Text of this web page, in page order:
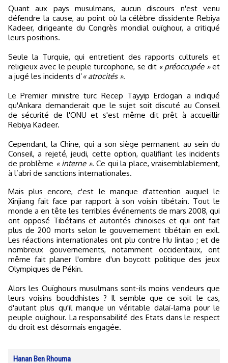
Quant aux pays musulmans, aucun discours n'est venu
défendre la cause, au point où la célèbre dissidente Rebiya
Kadeer, dirigeante du Congrès mondial ouïghour, a critiqué
leurs positions.
Seule la Turquie, qui entretient des rapports culturels et
religieux avec le peuple turcophone, se dit « préoccupée »et
a jugé les incidents d’« atrocités ».
Le Premier ministre turc Recep Tayyip Erdogan a indiqué
qu'Ankara demanderait que le sujet soit discuté au Conseil
de sécurité de l'ONU et s'est même dit prêt à accueillir
Rebiya Kadeer.
Cependant, la Chine, qui a son siège permanent au sein du
Conseil, a rejeté, jeudi, cette option, qualifiant les incidents
de problème « interne ». Ce qui la place, vraisemblablement,
à l’abri de sanctions internationales.
Mais plus encore, c'est le manque d'attention auquel le
Xinjiang fait face par rapport à son voisin tibétain. Tout le
monde a en tête les terribles événements de mars 2008, qui
ont opposé Tibétains et autorités chinoises et qui ont fait
plus de 200 morts selon le gouvernement tibétain en exil.
Les réactions internationales ont plu contre Hu Jintao ; et de
nombreux gouvernements, notamment occidentaux, ont
même fait planer l'ombre d'un boycott politique des jeux
Olympiques de Pékin.
Alors les Ouïghours musulmans sont-ils moins vendeurs que
leurs voisins bouddhistes ? Il semble que ce soit le cas,
d'autant plus qu'il manque un véritable dalaï-lama pour le
peuple ouïghour. La responsabilité des Etats dans le respect
du droit est désormais engagée.
Hanan Ben Rhouma